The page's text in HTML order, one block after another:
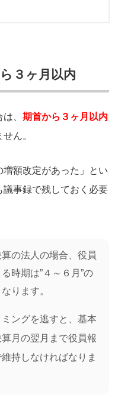
３ヶ月以内
、 期首から３ヶ月以内
ん。
額改定があった」とい
議事録で残しておく必要
の法人の場合、役員
時期は”４～６月”の
ります。
ングを逃すと、基本
月の翌月まで役員報
持しなければなりま